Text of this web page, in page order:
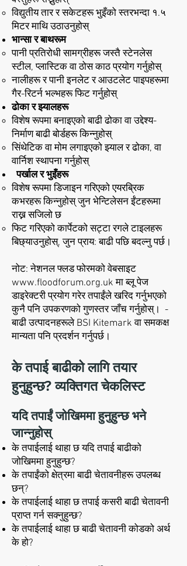
विद्युतीय तार र सकेटहरू भुइँको स्तरभन्दा १.५
मिटर माथि उठाउनुहोस्
भान्सा र बाथरूम
पानी प्रतिरोधी सामग्रीहरू जस्तै स्टेनलेस
स्टील, प्लास्टिक वा ठोस काठ प्रयोग गर्नुहोस्
नालीहरू र पानी इनलेट र आउटलेट पाइपहरूमा
गैर-रिटर्न भल्भहरू फिट गर्नुहोस्
ढोका र झ्यालहरू
विशेष रूपमा बनाइएको बाढी ढोका वा उद्देश्य-
निर्माण बाढी बोर्डहरू किन्नुहोस्
सिंथेटिक वा मोम लगाइएको झ्याल र ढोका, वा
वार्निश स्थापना गर्नुहोस्
पर्खाल र भुइँहरू
विशेष रूपमा डिजाइन गरिएको एयरब्रिक
कभरहरू किन्नुहोस् जुन भेन्टिलेसन ईंटहरूमा
राख्न सजिलो छ
फिट गरिएको कार्पेटको सट्टा रगले टाइलहरू
बिछ्याउनुहोस्, जुन प्राय: बाढी पछि बदल्नु पर्छ।
नोट: नेशनल फ्लड फोरमको वेबसाइट
www.floodforum.org.uk मा ब्लू पेज
डाइरेक्टरी प्रयोग गरेर तपाईंले खरिद गर्नुभएको
कुनै पनि उपकरणको गुणस्तर जाँचगर्नुहोस्। -
बाढी उत्पादनहरूले BSI Kitemark वा समकक्ष
मान्यता पनि प्रदर्शन गर्नुपर्छ।
के तपाई बाढीको लागि तयार
हुनुहुन्छ? व्यक्तिगत चेकलिस्ट
यदि तपाईं जोखिममा हुनुहुन्छ भने
जान्नुहोस्
के तपाईलाई थाहा छ यदि तपाई बाढीको
जोखिममा हुनुहुन्छ?
के तपाईंको क्षेत्रमा बाढी चेतावनीहरू उपलब्ध
छन्?
के तपाईलाई थाहा छ तपाई कसरी बाढी चेतावनी
प्राप्त गर्न सक्नुहुन्छ?
के तपाईलाई थाहा छ बाढी चेतावनी कोडको अर्थ
के हो?